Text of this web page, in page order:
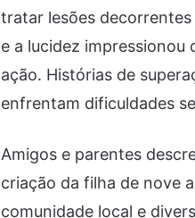
tratar lesões
e a lucidez
ação. Histórias de
enfrentam dificuldades
Amigos e parentes
criação da filha de nove
comunidade local e